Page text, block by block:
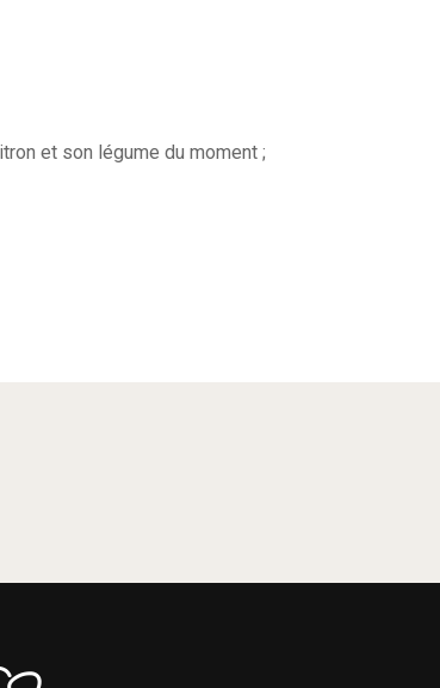
et son légume du moment ;